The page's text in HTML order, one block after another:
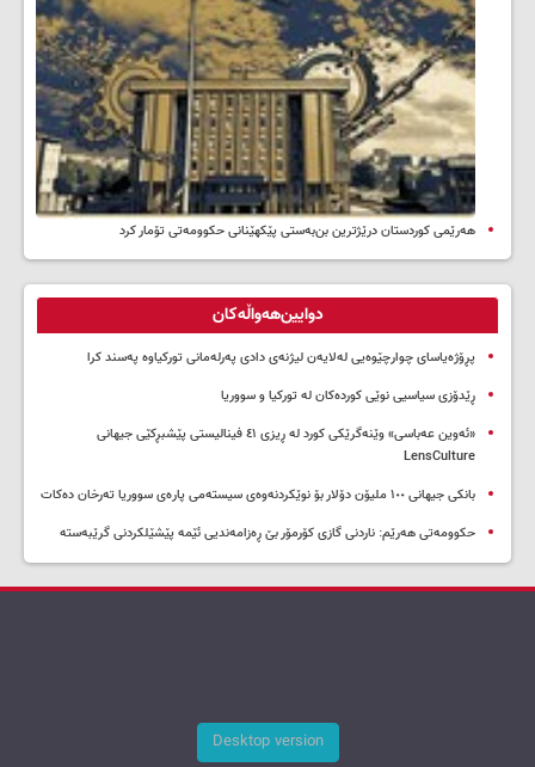
هەرێمی کوردستان درێژترین بن‌بەستی پێکهێنانی حکوومەتی تۆمار کرد
دوایین‌هەواڵەکان
پڕۆژەیاسای چوارچێوەیی لەلایەن لیژنەی دادی پەرلەمانی تورکیاوە پەسند کرا
ڕێدۆزی سیاسیی نوێی کوردەکان لە تورکیا و سووریا
«ئەوین عەباسی» وێنەگرێکی کورد لە ڕیزی ٤١ فینالیستی پێشبڕکێی جیهانی
LensCulture
بانکی جیهانی ١٠٠ ملیۆن دۆلار بۆ نوێکردنەوەی سیستەمی پارەی سووریا تەرخان دەکات
حکوومەتی هەرێم: ناردنی گازی کۆرمۆر بێ ڕەزامەندیی ئێمە پێشێلکردنی گرێبەستە
Desktop version